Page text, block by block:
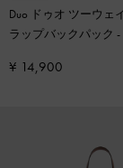
Duo ドゥオ ツーウェ
ラップバックパック -
¥ 14,900